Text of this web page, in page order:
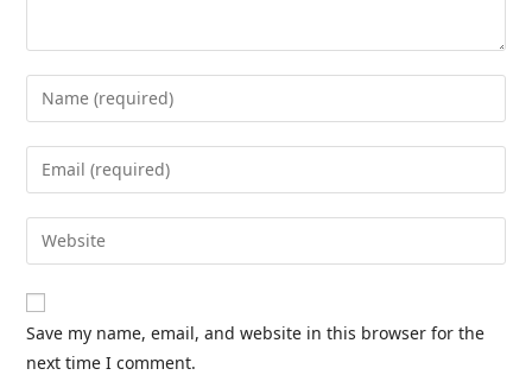
Enter
your
name
comment
Enter
your
email
address
comment
Enter
your
website
URL
(optional)
Save my name, email, and website in this browser for the
next time I comment.